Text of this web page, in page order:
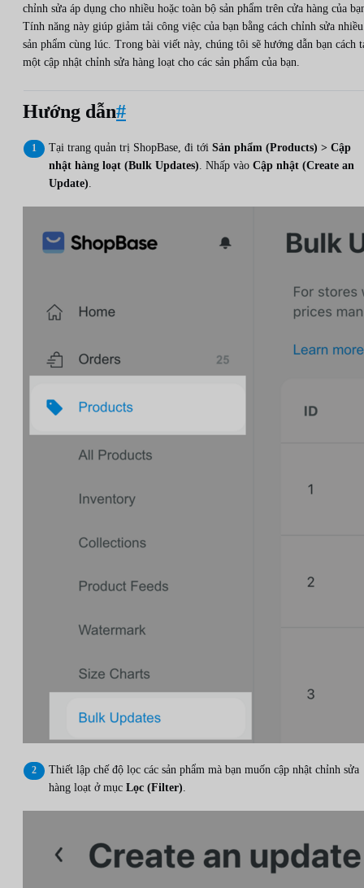
chỉnh sửa áp dụng cho nhiều hoặc toàn bộ sản phẩm trên cửa hàng của
Tính năng này giúp giảm tải công việc của bạn bằng cách chỉnh sửa nhiều
sản phẩm cùng lúc. Trong bài viết này, chúng tôi sẽ hướng dẫn bạn cách
một cập nhật chỉnh sửa hàng loạt cho các sản phẩm của bạn.
Hướng dẫn#
Tại trang quản trị ShopBase, đi tới Sản phẩm (Products) > Cập
nhật hàng loạt (Bulk Updates) . Nhấp vào Cập nhật (Create an
Update)
Thiết lập chế độ lọc các sản phẩm mà bạn muốn cập nhật chỉnh sửa
hàng loạt ở mục Lọc (Filter)